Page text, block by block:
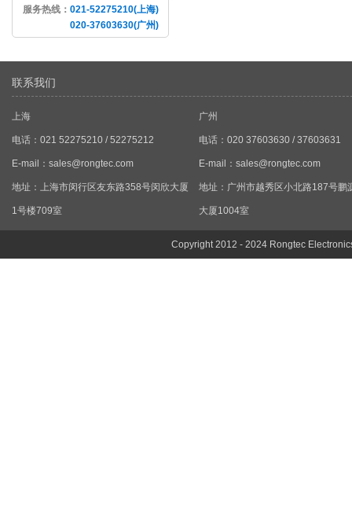
服务热线： 021-52275210(上海)
020-37603630(广州)
联系我们
上海
电话：021 52275210 / 52275212
E-mail： sales@rongtec.com
地址：上海市闵行区友东路358号闵欣大厦
1号楼709室
广州
电话：020 37603630 / 37603631
E-mail： sales@rongtec.com
地址：广州市越秀区小北路187号鹏
大厦1004室
Copyright 2012 - 2024 Rongtec